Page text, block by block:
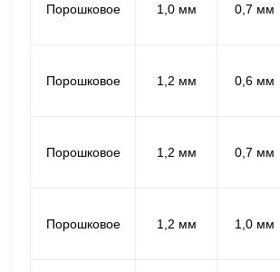
Порошковое 1,0 мм 0,7 мм
Порошковое 1,2 мм 0,6 мм
Порошковое 1,2 мм 0,7 мм
Порошковое 1,2 мм 1,0 мм